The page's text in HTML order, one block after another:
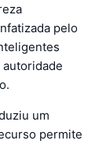
pelo
um
permite